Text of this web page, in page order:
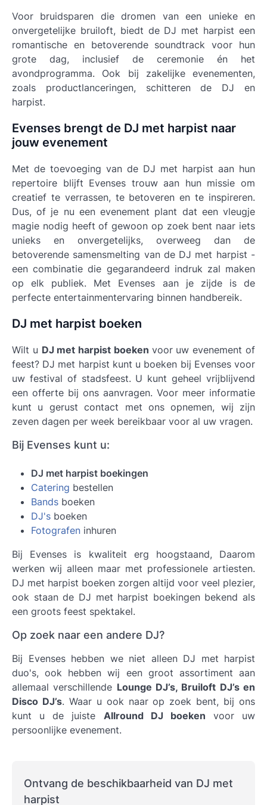
Voor bruidsparen die dromen van een unieke en
onvergetelijke bruiloft, biedt de DJ met harpist een
romantische en betoverende soundtrack voor hun
grote dag, inclusief de ceremonie én het
avondprogramma. Ook bij zakelijke evenementen,
zoals productlanceringen, schitteren de DJ en
harpist.
Evenses brengt de DJ met harpist naar
jouw evenement
Met de toevoeging van de DJ met harpist aan hun
repertoire blijft Evenses trouw aan hun missie om
creatief te verrassen, te betoveren en te inspireren.
Dus, of je nu een evenement plant dat een vleugje
magie nodig heeft of gewoon op zoek bent naar iets
unieks en onvergetelijks, overweeg dan de
betoverende samensmelting van de DJ met harpist -
een combinatie die gegarandeerd indruk zal maken
op elk publiek. Met Evenses aan je zijde is de
perfecte entertainmentervaring binnen handbereik.
DJ met harpist boeken
Wilt u DJ met harpist boeken voor uw evenement of
feest? DJ met harpist kunt u boeken bij Evenses voor
uw festival of stadsfeest. U kunt geheel vrijblijvend
een offerte bij ons aanvragen. Voor meer informatie
kunt u gerust contact met ons opnemen, wij zijn
zeven dagen per week bereikbaar voor al uw vragen.
Bij Evenses kunt u:
DJ met harpist boekingen
Catering bestellen
Bands boeken
DJ's boeken
Fotografen inhuren
Bij Evenses is kwaliteit erg hoogstaand, Daarom
werken wij alleen maar met professionele artiesten.
DJ met harpist boeken zorgen altijd voor veel plezier,
ook staan de DJ met harpist boekingen bekend als
een groots feest spektakel.
Op zoek naar een andere DJ?
Bij Evenses hebben we niet alleen DJ met harpist
duo's, ook hebben wij een groot assortiment aan
allemaal verschillende Lounge DJ’s, Bruiloft DJ’s en
Disco DJ’s. Waar u ook naar op zoek bent, bij ons
kunt u de juiste Allround DJ boeken voor uw
persoonlijke evenement.
Ontvang de beschikbaarheid van DJ met
harpist